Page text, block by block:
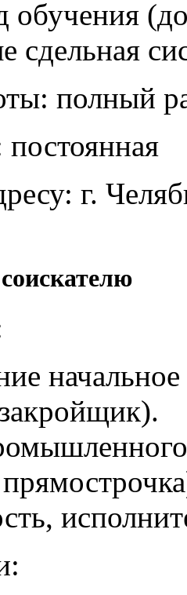
обучения
сдельная
полный
г.